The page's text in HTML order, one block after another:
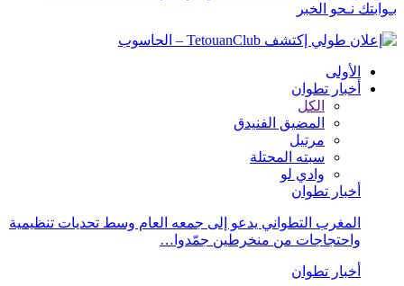
بـوابتك نـحو الخبر
الأولى
أخبار تطوان
الكل
المضيق الفنيدق
مرتيل
سبته المحتلة
وادي لو
أخبار تطوان
المغرب التطواني يدعو إلى جمعه العام وسط تحديات تنظيمية
واحتجاجات من منخرطين جمّدوا…
أخبار تطوان